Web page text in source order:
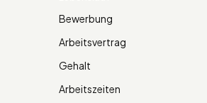
Bewerbung
Arbeitsvertrag
Gehalt
Arbeitszeiten